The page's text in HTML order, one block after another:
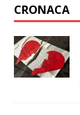
CRONACA